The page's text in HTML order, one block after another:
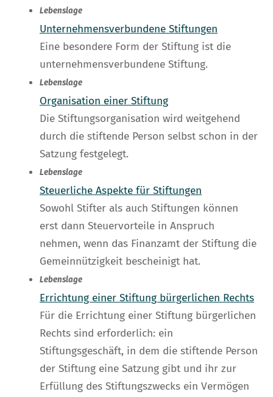
Lebenslage
Unternehmensverbundene Stiftungen
Eine besondere Form der Stiftung ist die
unternehmensverbundene Stiftung.
Lebenslage
Organisation einer Stiftung
Die Stiftungsorganisation wird weitgehend
durch die stiftende Person selbst schon in der
Satzung festgelegt.
Lebenslage
Steuerliche Aspekte für Stiftungen
Sowohl Stifter als auch Stiftungen können
erst dann Steuervorteile in Anspruch
nehmen, wenn das Finanzamt der Stiftung die
Gemeinnützigkeit bescheinigt hat.
Lebenslage
Errichtung einer Stiftung bürgerlichen Rechts
Für die Errichtung einer Stiftung bürgerlichen
Rechts sind erforderlich: ein
Stiftungsgeschäft, in dem die stiftende Person
der Stiftung eine Satzung gibt und ihr zur
Erfüllung des Stiftungszwecks ein Vermögen